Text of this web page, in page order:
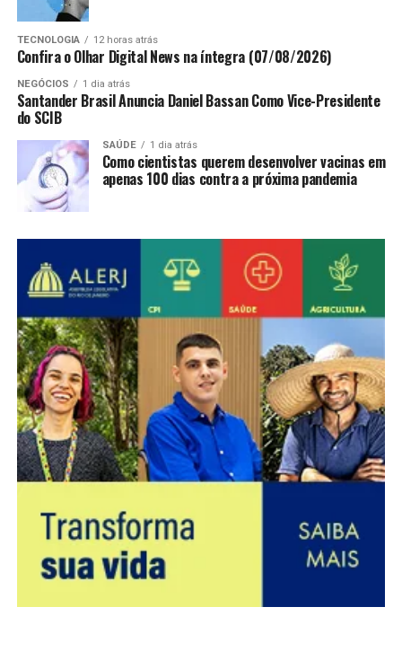
TECNOLOGIA 12 horas atrás
Confira o Olhar Digital News na íntegra (07/08/2026)
NEGÓCIOS 1 dia atrás
Santander Brasil Anuncia Daniel Bassan Como Vice-Presidente
do SCIB
SAÚDE 1 dia atrás
Como cientistas querem desenvolver vacinas em
apenas 100 dias contra a próxima pandemia